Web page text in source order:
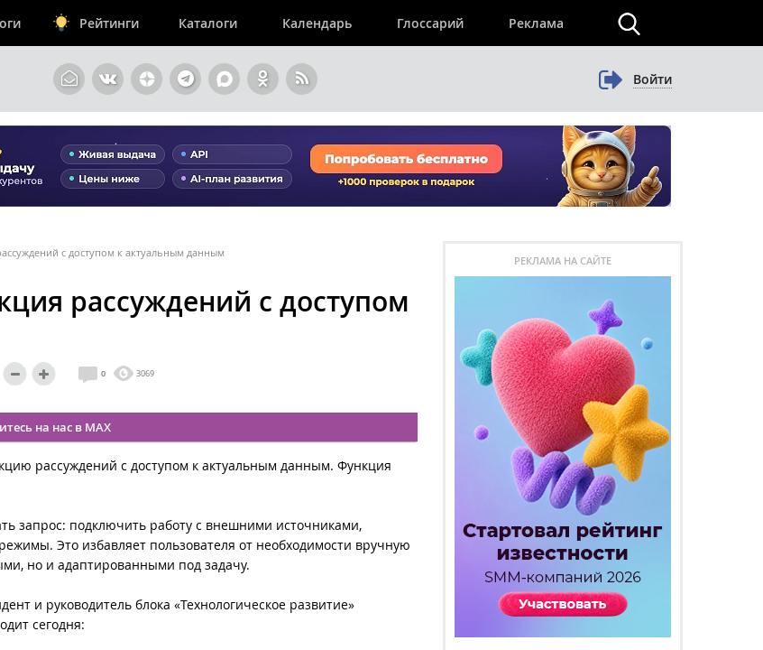
Рейтинги Каталоги Календарь Глоссарий Реклама
Войти
с доступом к актуальным данным
рассуждений с доступом
0 3069
на нас в MAX
рассуждений с доступом к актуальным данным. Функция
запрос: подключить работу с внешними источниками,
Это избавляет пользователя от необходимости вручную
но и адаптированными под задачу.
и руководитель блока «Технологическое развитие»
сегодня:
РЕКЛАМА НА САЙТЕ